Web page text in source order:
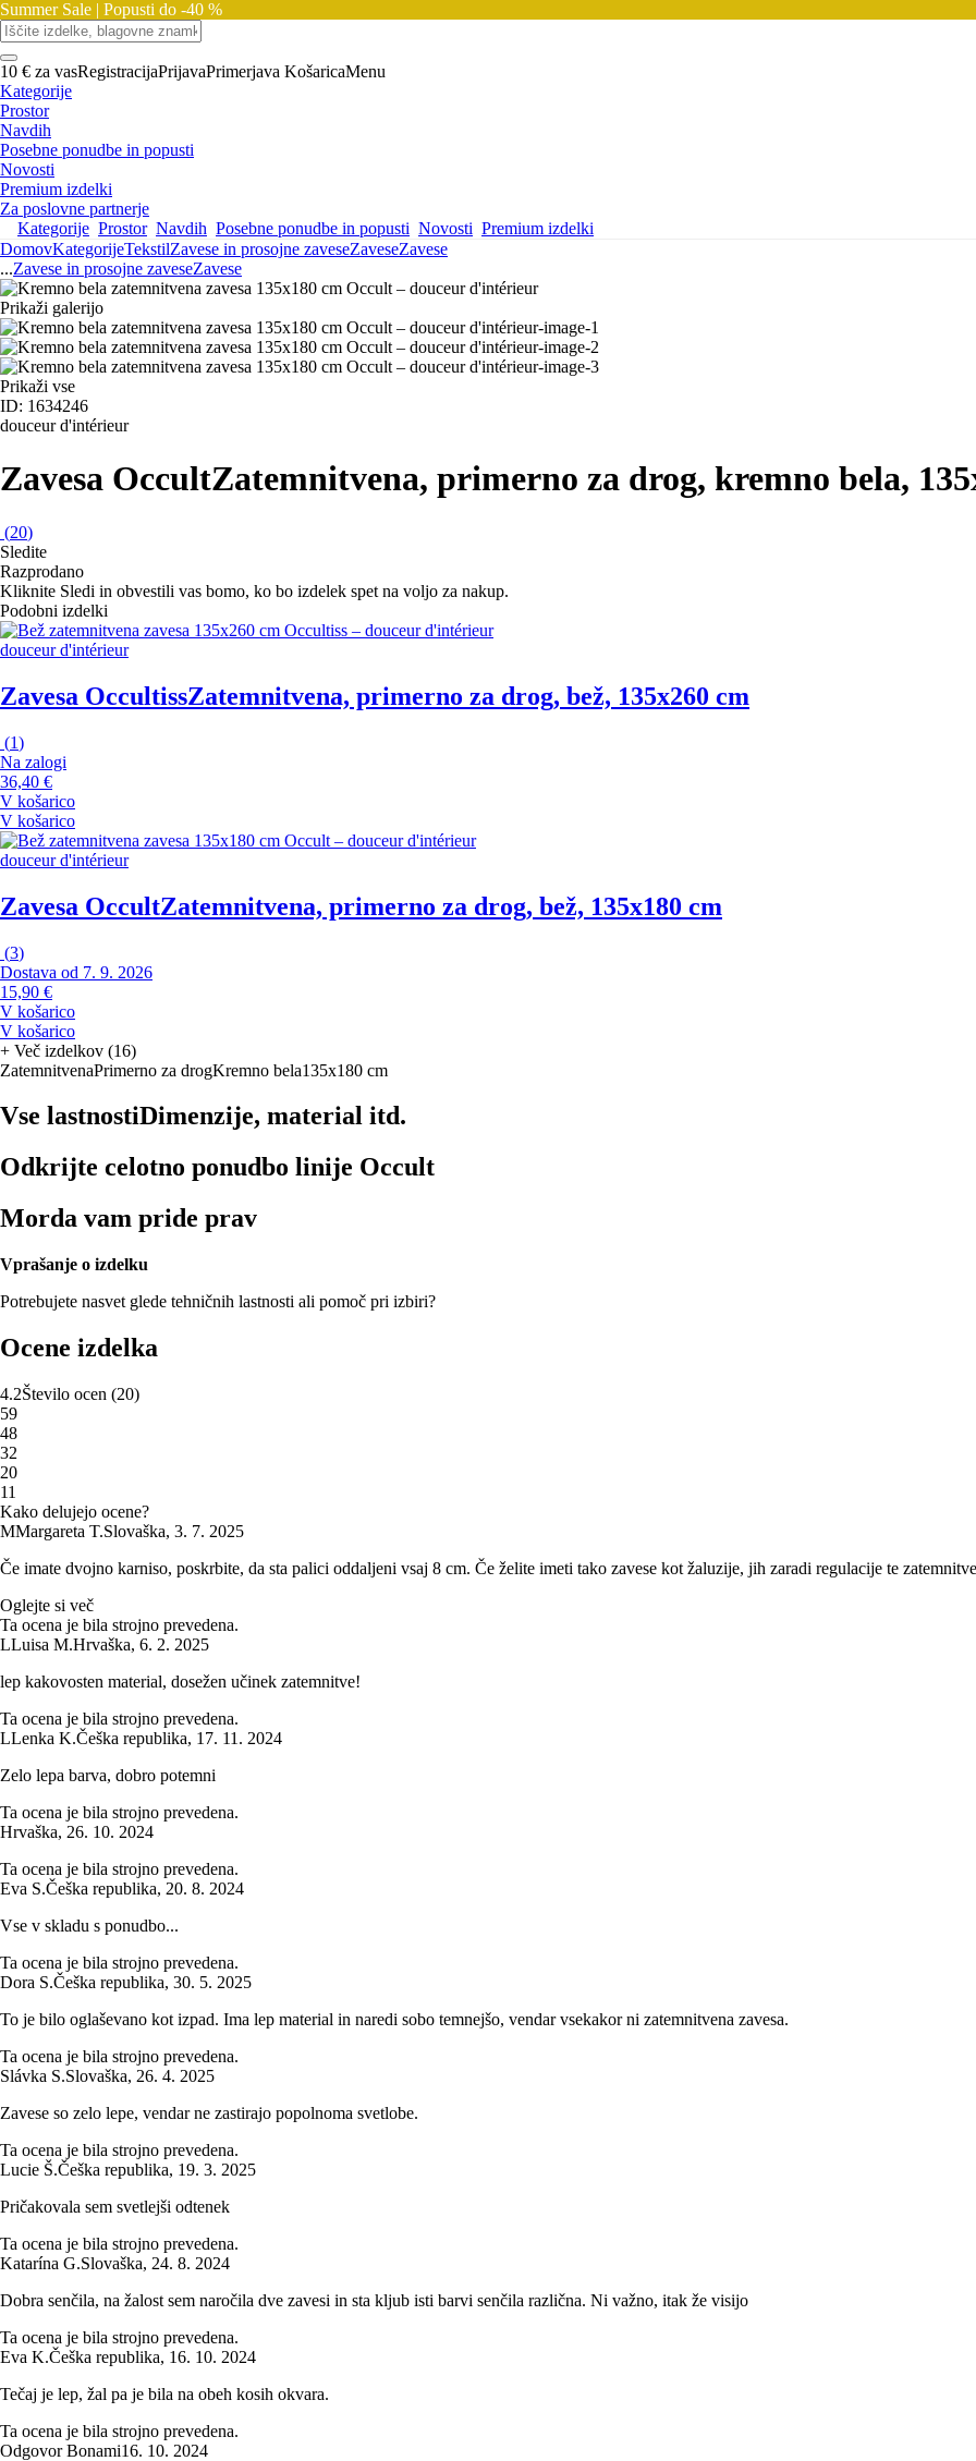
Summer Sale | Popusti do -40 %
10 € za vasRegistracijaPrijavaPrimerjava KošaricaMenu
Kategorije
Prostor
Navdih
Posebne ponudbe in popusti
Novosti
Premium izdelki
Za poslovne partnerje
Kategorije Prostor Navdih Posebne ponudbe in popusti Novosti Premium izdelki
DomovKategorijeTekstilZavese in prosojne zaveseZaveseZavese
...Zavese in prosojne zaveseZavese
Prikaži galerijo
Prikaži vse
ID: 1634246
douceur d'intérieur
Zavesa OccultZatemnitvena, primerno za drog, kremno bela,
(20)
Sledite
Razprodano
Kliknite Sledi in obvestili vas bomo, ko bo izdelek spet na voljo za nakup.
Podobni izdelki
douceur d'intérieur
Zavesa OccultissZatemnitvena, primerno za drog, bež, 135x260 cm
(1)
Na zalogi
36,40 €
V košarico
V košarico
douceur d'intérieur
Zavesa OccultZatemnitvena, primerno za drog, bež, 135x180 cm
(3)
Dostava od 7. 9. 2026
15,90 €
V košarico
V košarico
+ Več izdelkov (16)
ZatemnitvenaPrimerno za drogKremno bela135x180 cm
Vse lastnostiDimenzije, material itd.
Odkrijte celotno ponudbo linije Occult
Morda vam pride prav
Vprašanje o izdelku
Potrebujete nasvet glede tehničnih lastnosti ali pomoč pri izbiri?
Ocene izdelka
4.2Število ocen (20)
59
48
32
20
11
Kako delujejo ocene?
MMargareta T.Slovaška, 3. 7. 2025
Če imate dvojno karniso, poskrbite, da sta palici oddaljeni vsaj 8 cm. Če želite imeti tako zavese kot žaluzije, jih zaradi regulacije te
Oglejte si več
Ta ocena je bila strojno prevedena.
LLuisa M.Hrvaška, 6. 2. 2025
lep kakovosten material, dosežen učinek zatemnitve!
Ta ocena je bila strojno prevedena.
LLenka K.Češka republika, 17. 11. 2024
Zelo lepa barva, dobro potemni
Ta ocena je bila strojno prevedena.
Hrvaška, 26. 10. 2024
Ta ocena je bila strojno prevedena.
Eva S.Češka republika, 20. 8. 2024
Vse v skladu s ponudbo...
Ta ocena je bila strojno prevedena.
Dora S.Češka republika, 30. 5. 2025
To je bilo oglaševano kot izpad. Ima lep material in naredi sobo temnejšo, vendar vsekakor ni zatemnitvena zavesa.
Ta ocena je bila strojno prevedena.
Slávka S.Slovaška, 26. 4. 2025
Zavese so zelo lepe, vendar ne zastirajo popolnoma svetlobe.
Ta ocena je bila strojno prevedena.
Lucie Š.Češka republika, 19. 3. 2025
Pričakovala sem svetlejši odtenek
Ta ocena je bila strojno prevedena.
Katarína G.Slovaška, 24. 8. 2024
Dobra senčila, na žalost sem naročila dve zavesi in sta kljub isti barvi senčila različna. Ni važno, itak že visijo
Ta ocena je bila strojno prevedena.
Eva K.Češka republika, 16. 10. 2024
Tečaj je lep, žal pa je bila na obeh kosih okvara.
Ta ocena je bila strojno prevedena.
Odgovor Bonami16. 10. 2024